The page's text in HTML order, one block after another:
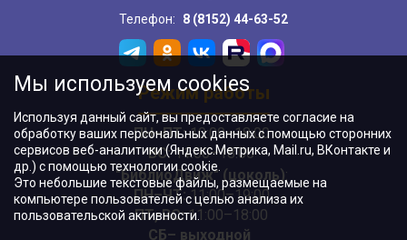
Телефон:
8 (8152) 44-63-52
Режим работы
ПН–ПТ:10:00–18:00
ВС:11:00–18:00
"БиблиоДвиж" (цоколь):
ПН–ЧТ:11:00–19:00
ПТ, ВС:11:00–18:00
СБ– выходной
Мы используем cookies
Используя данный сайт, вы предоставляете согласие на
обработку ваших персональных данных с помощью сторонних
сервисов веб-аналитики (Яндекс.Метрика, Mail.ru, ВКонтакте и
др.) с помощью технологии cookie.
Это небольшие текстовые файлы, размещаемые на
компьютере пользователей с целью анализа их
пользовательской активности.